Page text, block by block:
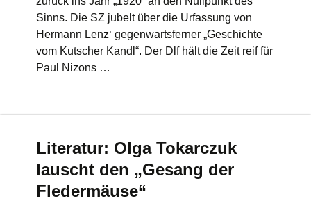
Sinns. Die SZ jubelt über die Urfassung von
Hermann Lenz‘ gegenwartsferner „Geschichte
vom Kutscher Kandl“. Der Dlf hält die Zeit reif für
Paul Nizons …
Literatur: Olga Tokarczuk
lauscht den „Gesang der
Fledermäuse“